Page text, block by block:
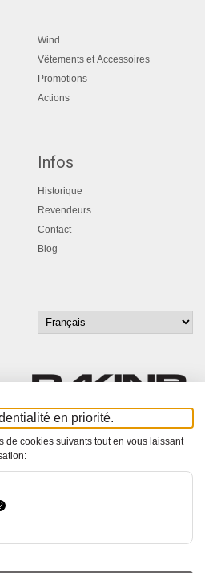
Wind
Vêtements et Accessoires
Promotions
Actions
Infos
Historique
Revendeurs
Contact
Blog
© Bucher+Walt 2011-2026
réservés - Informations non contractuelles
hsolutions.ch
en priorité.
de cookies suivants tout en vous laissant